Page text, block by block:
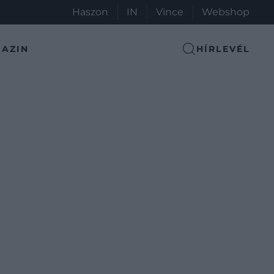
Haszon IN Vince Webshop
HÍRLEVÉL